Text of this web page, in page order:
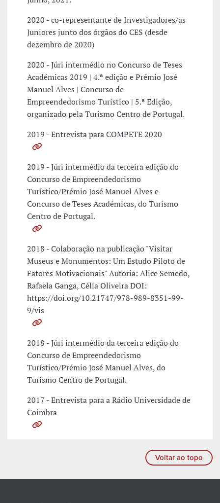
2020 - co-representante de Investigadores/as
Juniores junto dos órgãos do CES (desde
dezembro de 2020)
2020 - Júri intermédio no Concurso de Teses
Académicas 2019 | 4.ª edição e Prémio José
Manuel Alves | Concurso de
Empreendedorismo Turístico | 5.ª Edição,
organizado pela Turismo Centro de Portugal.
2019 - Entrevista para COMPETE 2020
2019 - Júri intermédio da terceira edição do
Concurso de Empreendedorismo
Turístico/Prémio José Manuel Alves e
Concurso de Teses Académicas, do Turismo
Centro de Portugal.
2018 - Colaboração na publicação "Visitar
Museus e Monumentos: Um Estudo Piloto de
Fatores Motivacionais" Autoria: Alice Semedo,
Rafaela Ganga, Célia Oliveira DOI:
https://doi.org/10.21747/978-989-8351-99-
9/vis
2018 - Júri intermédio da terceira edição do
Concurso de Empreendedorismo
Turístico/Prémio José Manuel Alves, do
Turismo Centro de Portugal.
2017 - Entrevista para a Rádio Universidade de
Coimbra
Voltar ao topo